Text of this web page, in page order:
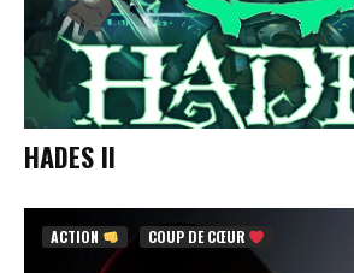
HADES II
ACTION COUP DE CŒUR